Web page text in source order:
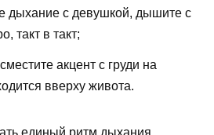
дыхание с девушкой, дышите с
такт в такт;
акцент с груди на
вверху живота.
единый ритм дыхания